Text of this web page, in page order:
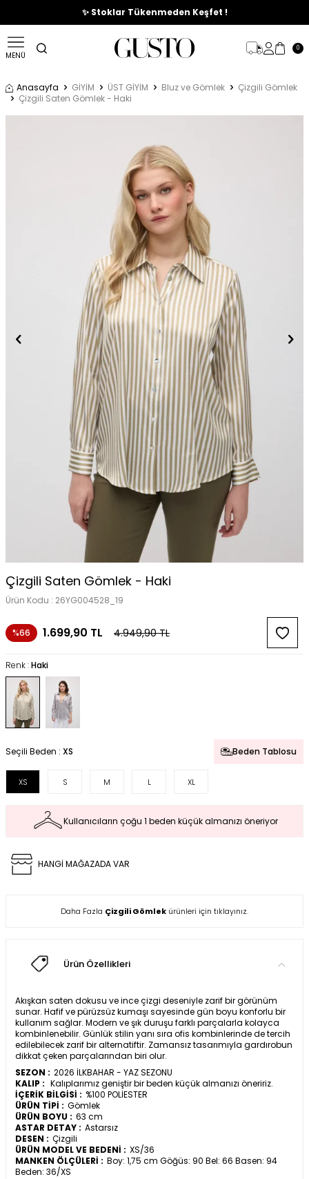
🎉%70'e Varan Büyük Yaz İndirim Başladı !
✨ Stoklar Tükenmeden Keşfet !
MENÜ
0
Anasayfa GİYİM ÜST GİYİM Bluz ve Gömlek
Çizgili Gömlek
Çizgili Saten Gömlek - Haki
Çizgili Saten Gömlek - Haki
Ürün Kodu : 26YG004528_19
%66 1.699,90 TL 4.949,90TL
Renk :Haki
Seçili Beden : XS Beden Tablosu
XS S M L XL
Kullanıcıların çoğu 1 beden küçük almanızı öneriyor
HANGİ MAĞAZADA VAR
Daha Fazla Çizgili Gömlek ürünleri için tıklayınız.
Ürün Özellikleri
Akışkan saten dokusu ve ince çizgi deseniyle zarif bir görünüm
sunar. Hafif ve pürüzsüz kumaşı sayesinde gün boyu konforlu bir
kullanım sağlar. Modern ve şık duruşu farklı parçalarla kolayca
kombinlenebilir. Günlük stilin yanı sıra ofis kombinlerinde de tercih
edilebilecek zarif bir alternatiftir. Zamansız tasarımıyla gardırobun
dikkat çeken parçalarından biri olur.
SEZON : 2026 İLKBAHAR - YAZ SEZONU
KALIP : Kalıplarımız geniştir bir beden küçük almanızı öneririz.
İÇERİK BİLGİSİ : %100 POLİESTER
ÜRÜN TİPİ : Gömlek
ÜRÜN BOYU : 63 cm
ASTAR DETAY : Astarsız
DESEN : Çizgili
ÜRÜN MODEL VE BEDENİ : XS/36
MANKEN ÖLÇÜLERİ : Boy: 1,75 cm Göğüs: 90 Bel: 66 Basen: 94
Beden: 36/XS